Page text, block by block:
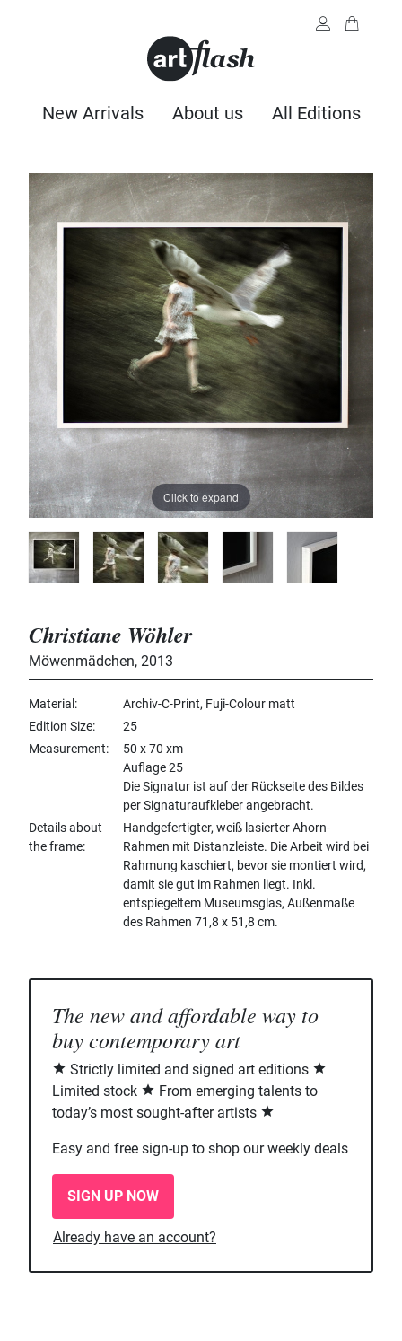
New Arrivals About us All Editions
Click to expand
Christiane Wöhler
Möwenmädchen, 2013
Material
Archiv-C-Print, Fuji-Colour matt
Edition Size
25
Measurement
50 x 70 xm
Auflage 25
Die Signatur ist auf der Rückseite des Bildes
per Signaturaufkleber angebracht.
Details about
the frame
Handgefertigter, weiß lasierter Ahorn-
Rahmen mit Distanzleiste. Die Arbeit wird bei
Rahmung kaschiert, bevor sie montiert wird,
damit sie gut im Rahmen liegt. Inkl.
entspiegeltem Museumsglas, Außenmaße
des Rahmen 71,8 x 51,8 cm.
The new and affordable way to
buy contemporary art
Strictly limited and signed art editions
Limited stock
From emerging talents to
today’s most sought-after artists
Easy and free sign-up to shop our weekly deals
SIGN UP NOW
Already have an account?